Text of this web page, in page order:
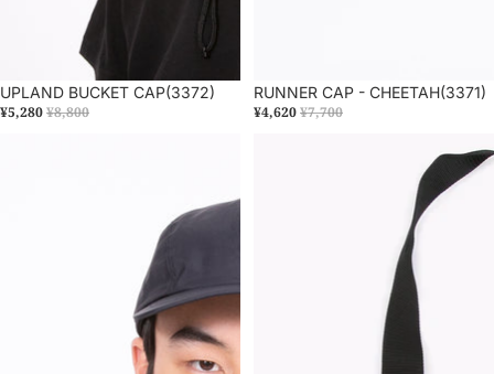
セール
UPLAND BUCKET CAP(3372)
¥5,280¥8,800
セール
RUNNER CAP - CHEETAH(3371)
¥4,620¥7,700